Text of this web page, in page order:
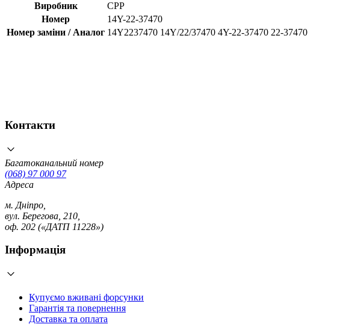
Виробник
CPP
Номер
14Y-22-37470
Номер заміни / Аналог 14Y2237470 14Y/22/37470 4Y-22-37470 22-37470
Контакти
Багатоканальний номер
(068) 97 000 97
Адреса
м. Дніпро,
вул. Берегова, 210,
оф. 202 («ДАТП 11228»)
Інформація
Купуємо вживані форсунки
Гарантія та повернення
Доставка та оплата